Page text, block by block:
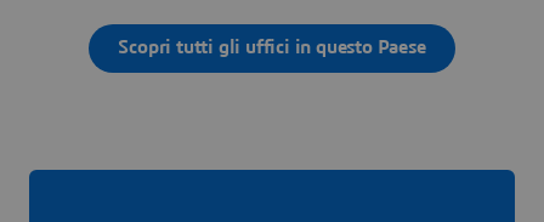
Scopri tutti gli uffici in questo Paese